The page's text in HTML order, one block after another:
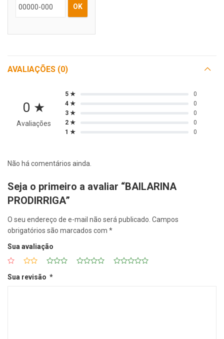
OK
AVALIAÇÕES (0)
0 ★
Avaliações
5 ★
0
4 ★
0
3 ★
0
2 ★
0
1 ★
0
Não há comentários ainda.
Seja o primeiro a avaliar “BAILARINA
PRODIRRIGA”
O seu endereço de e-mail não será publicado. Campos
obrigatórios são marcados com *
Sua avaliação
Sua revisão *